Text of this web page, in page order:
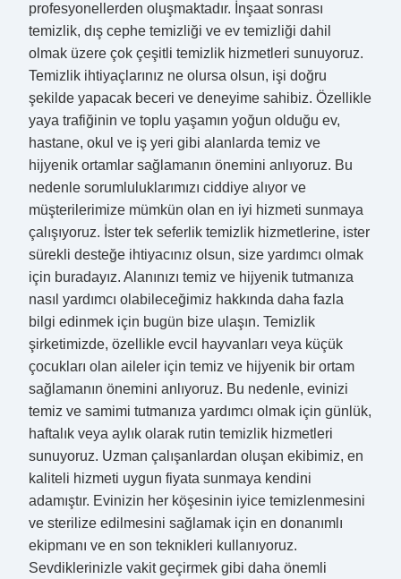
profesyonellerden oluşmaktadır. İnşaat sonrası
temizlik, dış cephe temizliği ve ev temizliği dahil
olmak üzere çok çeşitli temizlik hizmetleri sunuyoruz.
Temizlik ihtiyaçlarınız ne olursa olsun, işi doğru
şekilde yapacak beceri ve deneyime sahibiz. Özellikle
yaya trafiğinin ve toplu yaşamın yoğun olduğu ev,
hastane, okul ve iş yeri gibi alanlarda temiz ve
hijyenik ortamlar sağlamanın önemini anlıyoruz. Bu
nedenle sorumluluklarımızı ciddiye alıyor ve
müşterilerimize mümkün olan en iyi hizmeti sunmaya
çalışıyoruz. İster tek seferlik temizlik hizmetlerine, ister
sürekli desteğe ihtiyacınız olsun, size yardımcı olmak
için buradayız. Alanınızı temiz ve hijyenik tutmanıza
nasıl yardımcı olabileceğimiz hakkında daha fazla
bilgi edinmek için bugün bize ulaşın. Temizlik
şirketimizde, özellikle evcil hayvanları veya küçük
çocukları olan aileler için temiz ve hijyenik bir ortam
sağlamanın önemini anlıyoruz. Bu nedenle, evinizi
temiz ve samimi tutmanıza yardımcı olmak için günlük,
haftalık veya aylık olarak rutin temizlik hizmetleri
sunuyoruz. Uzman çalışanlardan oluşan ekibimiz, en
kaliteli hizmeti uygun fiyata sunmaya kendini
adamıştır. Evinizin her köşesinin iyice temizlenmesini
ve sterilize edilmesini sağlamak için en donanımlı
ekipmanı ve en son teknikleri kullanıyoruz.
Sevdiklerinizle vakit geçirmek gibi daha önemli